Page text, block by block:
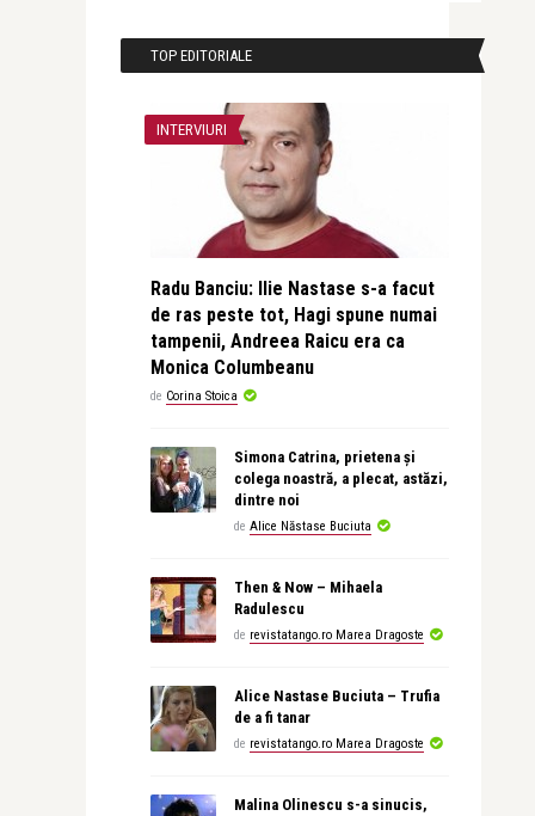
TOP EDITORIALE
INTERVIURI
Radu Banciu: Ilie Nastase s-a facut
de ras peste tot, Hagi spune numai
tampenii, Andreea Raicu era ca
Monica Columbeanu
de Corina Stoica
Simona Catrina, prietena și
colega noastră, a plecat, astăzi,
dintre noi
de Alice Năstase Buciuta
Then & Now – Mihaela
Radulescu
de revistatango.ro Marea Dragoste
Alice Nastase Buciuta – Trufia
de a fi tanar
de revistatango.ro Marea Dragoste
Malina Olinescu s-a sinucis,